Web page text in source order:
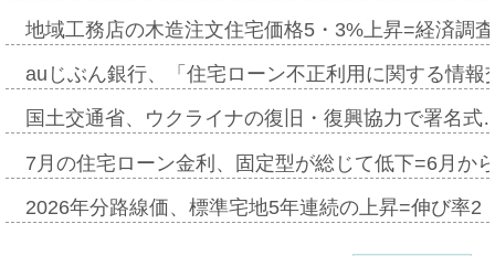
地域工務店の木造注文住宅価格5・3%上昇=経済調
auじぶん銀行、「住宅ローン不正利用に関する情
国土交通省、ウクライナの復旧・復興協力で署名
7月の住宅ローン金利、固定型が総じて低下=6月か
2026年分路線価、標準宅地5年連続の上昇=伸び率